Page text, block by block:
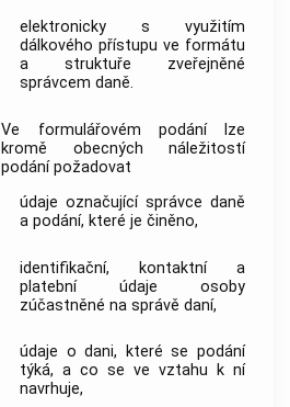
elektronicky s využitím
dálkového přístupu ve formátu
a struktuře zveřejněné
správcem daně.
Ve formulářovém podání lze
kromě obecných náležitostí
podání požadovat
údaje označující správce daně
a podání, které je činěno,
identifikační, kontaktní a
platební údaje osoby
zúčastněné na správě daní,
údaje o dani, které se podání
týká, a co se ve vztahu k ní
navrhuje,